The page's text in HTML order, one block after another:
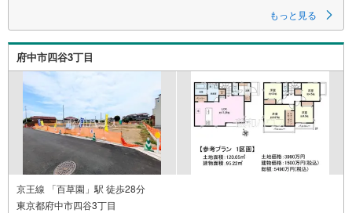
もっと見る
府中市四谷3丁目
京王線 「百草園」駅 徒歩28分
東京都府中市四谷3丁目